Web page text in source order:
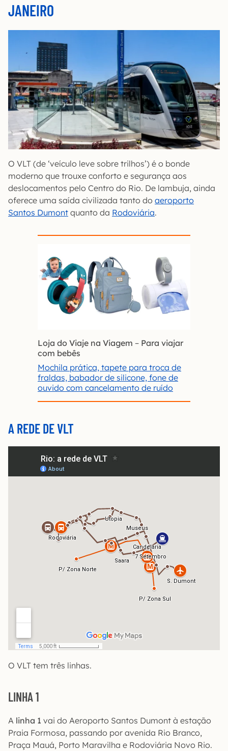
JANEIRO
O VLT (de ‘veículo leve sobre trilhos’) é o bonde
moderno que trouxe conforto e segurança aos
deslocamentos pelo Centro do Rio. De lambuja, ainda
oferece uma saída civilizada tanto do aeroporto
Santos Dumont quanto da Rodoviária.
Loja do Viaje na Viagem – Para viajar
com bebês
Mochila prática, tapete para troca de
fraldas, babador de silicone, fone de
ouvido com cancelamento de ruído
A REDE DE VLT
O VLT tem três linhas.
LINHA 1
A linha 1 vai do Aeroporto Santos Dumont à estação
Praia Formosa, passando por avenida Rio Branco,
Praça Mauá, Porto Maravilha e Rodoviária Novo Rio.